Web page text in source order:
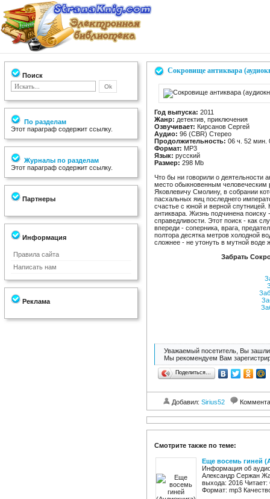
Поиск
По разделам
Этот параграф содержит ссылку.
Журналы по разделам
Этот параграф содержит ссылку.
Партнеры
Информация
Правила сайта
Написать нам
Реклама
Сокровище антиквара
Год выпуска: 2011
Жанр: детектив, приключения
Озвучивает: Кирсанов Сергей
Аудио: 96 (CBR) Стерео
Продолжительность: 06 ч. 52 мин.
Формат: MP3
Язык: русский
Размер: 298 Mb
Что бы ни говорили о деятельности
место обыкновенным человеческим
Яковлевичу Смолину, в собрании
пасхальных яиц последнего
счастье с юной и верной
антиквара. Жизнь подчинена
справедливости. Этот поиск - как
впереди - соперника, врага,
полтора десятка метров холодной
сложнее - не утонуть в мутной воде
Забрать
Уважаемый посетитель, Вы зашли
Мы рекомендуем Вам
Поделиться…
Добавил: Sirius52
Смотрите также по теме:
Еще восемь гиней
Информация об
Александр Сержан
выхода: 2016
Формат: mp3